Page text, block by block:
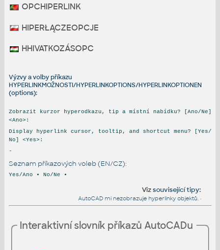
OPCHIPERLINK
HIPERŁĄCZEOPCJE
HHIVATKOZÁSOPC
Výzvy a volby příkazu
HYPERLINKMOŽNOSTI/HYPERLINKOPTIONS/HYPERLINKOPTIONEN
(options):
Zobrazit kurzor hyperodkazu, tip a místní nabídku? [Ano/Ne]
<Ano>:
Display hyperlink cursor, tooltip, and shortcut menu? [Yes/
No] <Yes>:
-
Seznam příkazových voleb (EN/CZ):
Yes/Ano • No/Ne •
Vizsouvisející tipy:
AutoCAD mi nezobrazuje hyperlinky objektů. •
Interaktivní slovník příkazů AutoCADu